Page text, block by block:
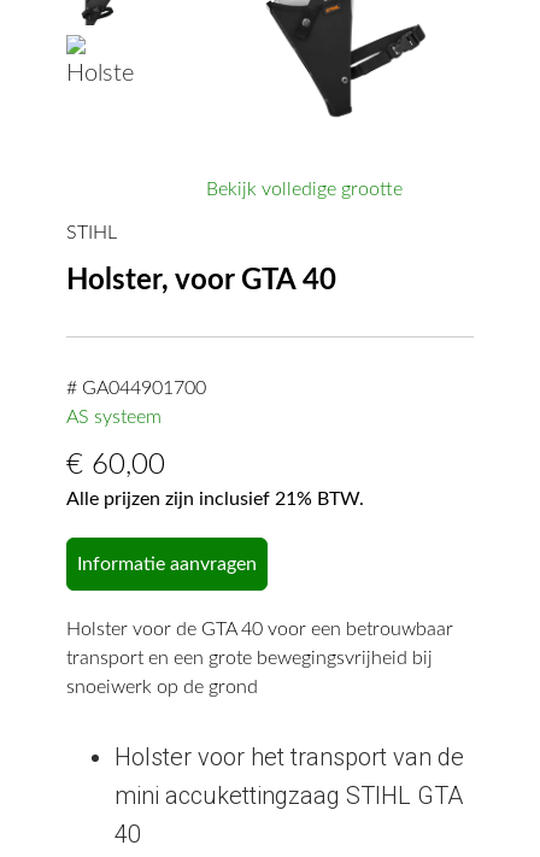
Bekijk volledige grootte
STIHL
Holster, voor GTA 40
# GA044901700
AS systeem
€ 60,00
Alle prijzen zijn inclusief 21% BTW.
Informatie aanvragen
Holster voor de GTA 40 voor een betrouwbaar
transport en een grote bewegingsvrijheid bij
snoeiwerk op de grond
Holster voor het transport van de
mini accukettingzaag STIHL GTA
40